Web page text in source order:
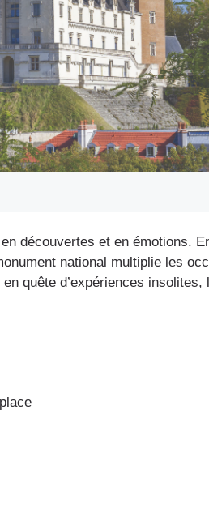
découvertes et en émotions.
national multiplie les
quête d’expériences